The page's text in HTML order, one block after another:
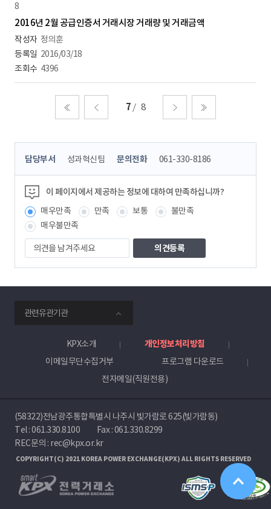
8
2016년 2월 공급인증서 거래시장 거래량 및 거래금액
정의훈
2016/03/18
4396
7 8
콘
츠
정
보
책
임
자
담당부서 성과혁신팀 문의전화 061-330-8186
이 페이지에서 제공하는 정보에 대하여 만족하십니까?
매우만족
만족 보통
불만족
매우불만족
의
견
을
겨
주
세
요
관련유관기관
KPX소개
개인정보처리방침
이메일무단수집거부
프로그램 다운로드
전자메일(직원전용)
(58322)전남광주통합특별시 나주시 빛가람로 625(빛가람동)
Tel :061.330.8100
Fax : 061.330.8299
REC문의 : rec@kpx.or.kr
COPYRIGHT(C) 2021 KOREA POWER EXCHANGE(KPX) ALL RIGHTS RESERVED